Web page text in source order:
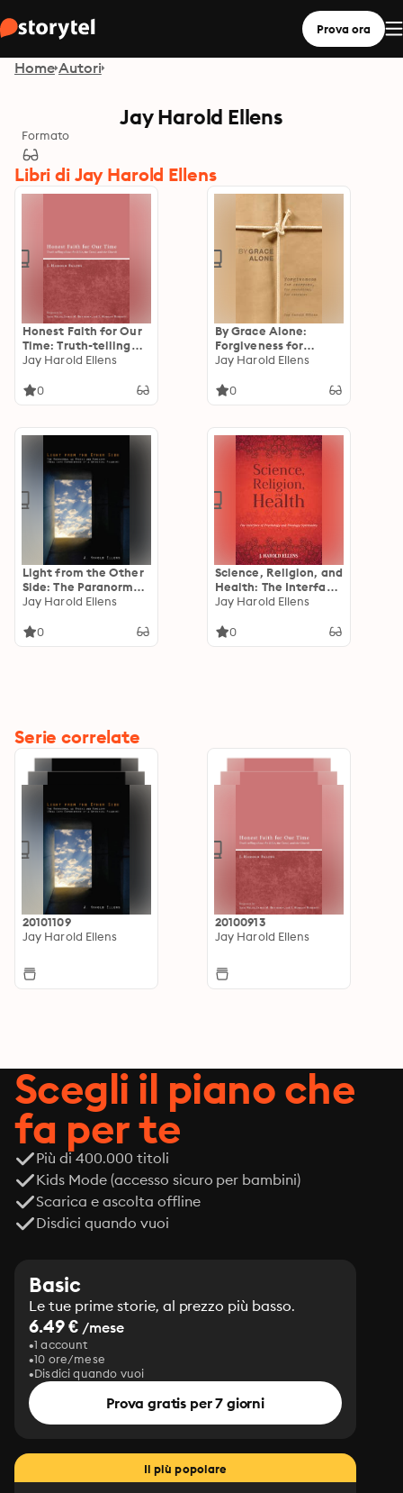
Prova ora
Home Autori
Jay Harold Ellens
Formato
Libri di Jay Harold Ellens
Honest Faith for Our
Time: Truth-telling
about the Bible, the
Church
Jay Harold Ellens
0
By Grace Alone:
Forgiveness for
Everyone, for
Evermore
Jay Harold Ellens
0
Light from the Other
Side: The Paranormal
as Friend and Familiar
of a Spiritual Pilgrim)
Jay Harold Ellens
0
Science, Religion, and
Health: The Interface
of Psychology and
Jay Harold Ellens
0
Serie correlate
20101109
Jay Harold Ellens
20100913
Jay Harold Ellens
Scegli il piano che
fa per te
Più di 400.000 titoli
Kids Mode (accesso sicuro per bambini)
Scarica e ascolta offline
Disdici quando vuoi
Basic
Le tue prime storie, al prezzo più basso.
6.49 € /mese
1 account
10 ore/mese
Disdici quando vuoi
Prova gratis per 7 giorni
Il più popolare